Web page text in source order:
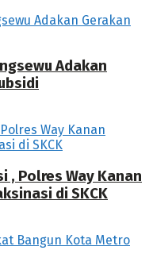
Adakan
, Polres Way Kanan
di SKCK